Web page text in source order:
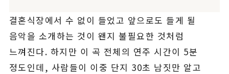
결혼식장에서 수 없이 들었고 앞으로도 들게 될
음악을 소개하는 것이 왠지 불필요한 것처럼
느껴진다. 하지만 이 곡 전체의 연주 시간이 5분
정도인데, 사람들이 이중 단지 30초 남짓만 알고